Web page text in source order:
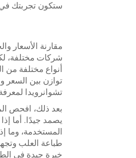
ستكون تجربتك
مقارنة الأسعار
شركات مختلفة،
أنواع مختلفة
توازن بين السعر
تشوانرويدا
بعد ذلك، افحص
يصمد جيدًا. أما
المستخدمة، وما
طباعة العلب
خبرة جيدة في